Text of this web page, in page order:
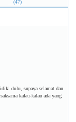
(47)
dulu, supaya selamat dan
kalau-kalau ada yang